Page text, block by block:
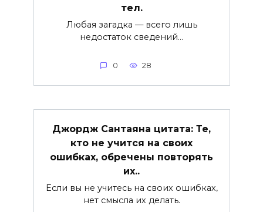
тел.
Любая загадка — всего лишь
недостаток сведений…
0 28
Джордж Сантаяна цитата: Те,
кто не учится на своих
ошибках, обречены повторять
их..
Если вы не учитесь на своих ошибках,
нет смысла их делать.